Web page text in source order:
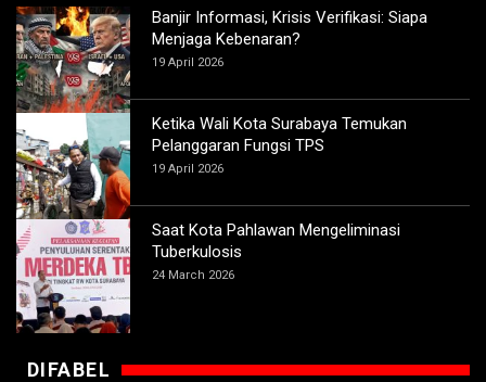
Banjir Informasi, Krisis Verifikasi: Siapa
Menjaga Kebenaran?
19 April 2026
Ketika Wali Kota Surabaya Temukan
Pelanggaran Fungsi TPS
19 April 2026
Saat Kota Pahlawan Mengeliminasi
Tuberkulosis
24 March 2026
DIFABEL